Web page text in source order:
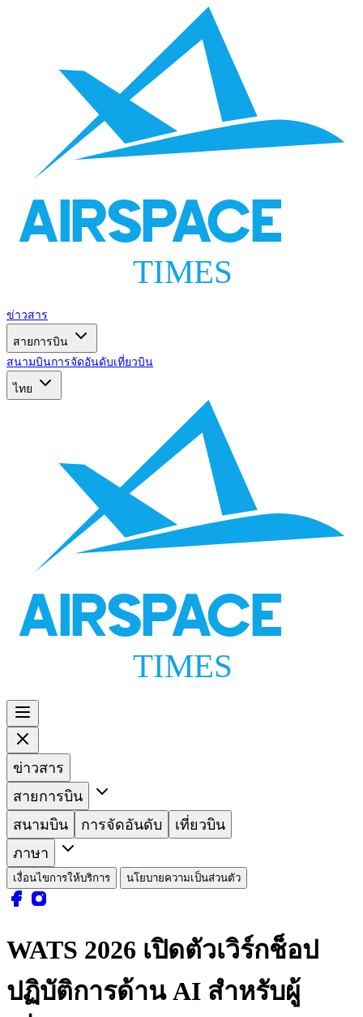
AIRSPACE
TIMES
ข่าวสาร
สายการบิน
สนามบินการจัดอันดับเที่ยวบิน
ไทย
AIRSPACE
TIMES
ข่าวสาร
สายการบิน
สนามบิน
การจัดอันดับ
เที่ยวบิน
ภาษา
เงื่อนไขการให้บริการ นโยบายความเป็นส่วนตัว
WATS 2026 เปิดตัวเวิร์กช็อป
ปฏิบัติการด้าน AI สำหรับผู้